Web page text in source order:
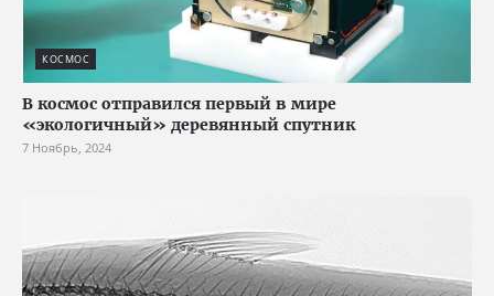
КОСМОС
В космос отправился первый в мире
«экологичный» деревянный спутник
7 Ноябрь, 2024